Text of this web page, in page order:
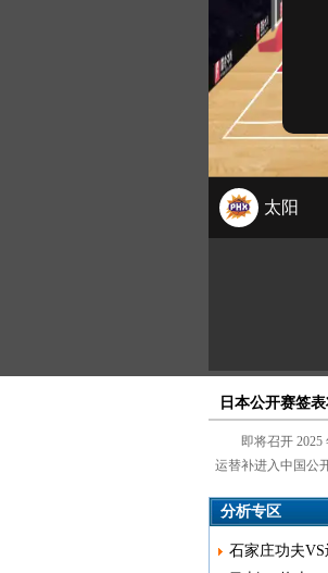
日本公开赛签
即将召开
运替补进入中国公
分析专区
石家庄功夫